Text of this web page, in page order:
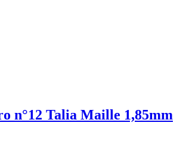
n°12 Talia Maille 1,85mm